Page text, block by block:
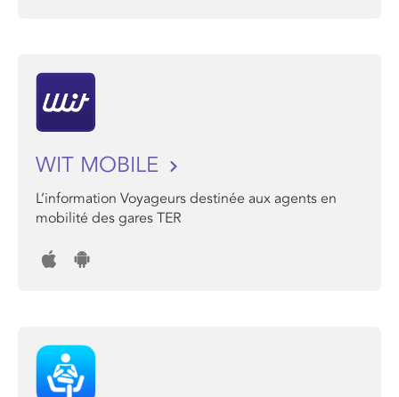
WIT MOBILE
L’information Voyageurs destinée aux agents en
mobilité des gares TER